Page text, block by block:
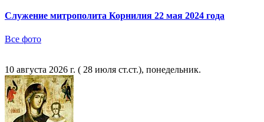
Служение митрополита Корнилия 22 мая 2024 года
Все фото
10 августа 2026 г. ( 28 июля ст.ст.), понедельник.